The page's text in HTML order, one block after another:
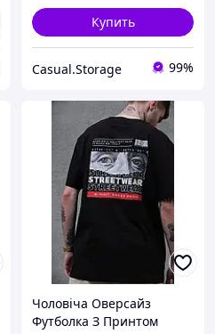
Купить
Casual.Storage 99%
Чоловіча Оверсайз
Футболка З Принтом